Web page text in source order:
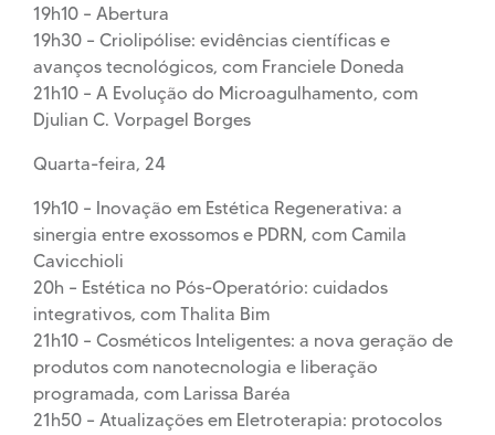
19h10 – Abertura
19h30 – Criolipólise: evidências científicas e
avanços tecnológicos, com Franciele Doneda
21h10 – A Evolução do Microagulhamento, com
Djulian C. Vorpagel Borges
Quarta-feira, 24
19h10 – Inovação em Estética Regenerativa: a
sinergia entre exossomos e PDRN, com Camila
Cavicchioli
20h – Estética no Pós-Operatório: cuidados
integrativos, com Thalita Bim
21h10 – Cosméticos Inteligentes: a nova geração de
produtos com nanotecnologia e liberação
programada, com Larissa Baréa
21h50 – Atualizações em Eletroterapia: protocolos